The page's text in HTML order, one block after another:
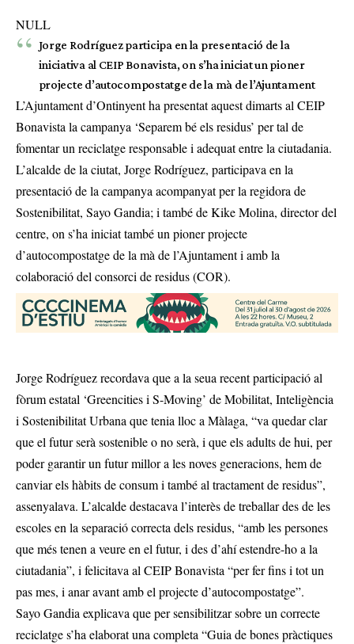
NULL
Jorge Rodríguez participa en la presentació de la
iniciativa al CEIP Bonavista, on s’ha iniciat un pioner
projecte d’autocompostatge de la mà de l’Ajuntament
L’Ajuntament d’Ontinyent ha presentat aquest dimarts al CEIP
Bonavista la campanya ‘Separem bé els residus’ per tal de
fomentar un reciclatge responsable i adequat entre la ciutadania.
L’alcalde de la ciutat, Jorge Rodríguez, participava en la
presentació de la campanya acompanyat per la regidora de
Sostenibilitat, Sayo Gandia; i també de Kike Molina, director del
centre, on s’ha iniciat també un pioner projecte
d’autocompostatge de la mà de l’Ajuntament i amb la
colaboració del consorci de residus (COR).
Jorge Rodríguez recordava que a la seua recent participació al
fòrum estatal ‘Greencities i S-Moving’ de Mobilitat, Inteligència
i Sostenibilitat Urbana que tenia lloc a Màlaga, “va quedar clar
que el futur serà sostenible o no serà, i que els adults de hui, per
poder garantir un futur millor a les noves generacions, hem de
canviar els hàbits de consum i també al tractament de residus”,
assenyalava. L’alcalde destacava l’interès de treballar des de les
escoles en la separació correcta dels residus, “amb les persones
que més tenen a veure en el futur, i des d’ahí estendre-ho a la
ciutadania”, i felicitava al CEIP Bonavista “per fer fins i tot un
pas mes, i anar avant amb el projecte d’autocompostatge”.
Sayo Gandia explicava que per sensibilitzar sobre un correcte
reciclatge s’ha elaborat una completa “Guia de bones pràctiques